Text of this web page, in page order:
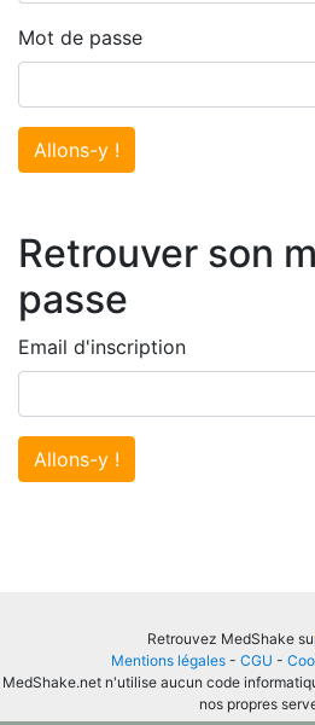
Mot de passe
Allons-y !
Retrouver son
passe
Email d'inscription
Allons-y !
Retrouvez MedShake
Mentions légales - CGU -
MedShake.net n'utilise aucun code
nos propres